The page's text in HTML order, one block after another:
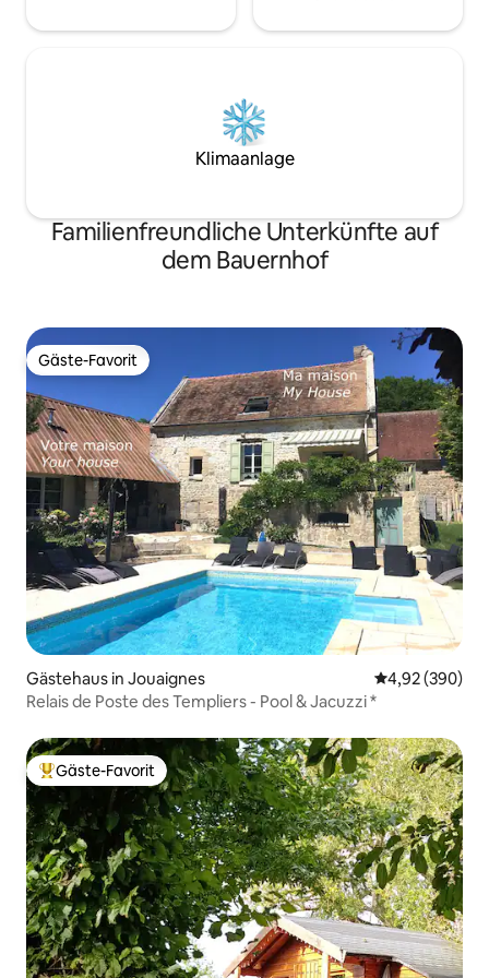
Klimaanlage
Familienfreundliche Unterkünfte auf
dem Bauernhof
Gäste-Favorit
Gäste-Favorit
Gästehaus in Jouaignes
4,92 (390)
Relais de Poste des Templiers - Pool & Jacuzzi *
Beliebter Gäste-Favorit.
Gäste-Favorit